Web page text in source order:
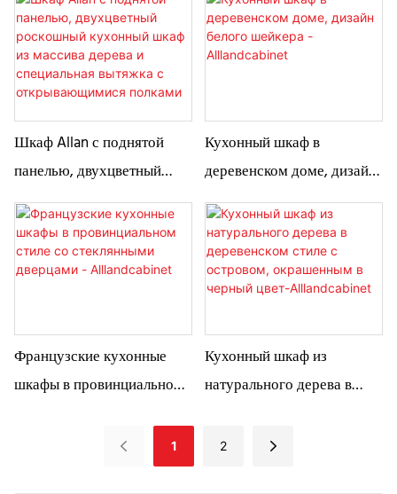
Шкафы со встраиваемой
панельной дверью и
столешницей из
каррарского мрамора
тональными цветами
Шкаф Allan с поднятой
панелью, двухцветный
роскошный кухонный
шкаф из массива дерева и
специальная вытяжка с
открывающимися полками
Кухонный шкаф в
деревенском доме, дизайн
белого шейкера -
Alllandcabinet
Французские кухонные
шкафы в провинциальном
дверцами - Alllandcabinet
Кухонный шкаф из
натурального дерева в
островом, окрашенным в
1 2